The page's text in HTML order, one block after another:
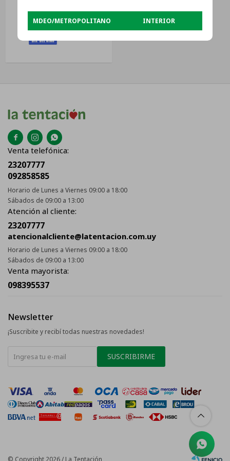
$11.929
  
Venta telefónica:
23207777
092858585
Horario de Lunes a Viernes 09:00 a 18:00
Sábados de 09:00 a 13:00
Atención al cliente:
23207777
atencionalcliente@latentacion.com.uy
Horario de Lunes a Viernes 09:00 a 18:00
Sábados de 09:00 a 13:00
Venta mayorista:
098395537
Newsletter
¡Suscribite y recibí todas nuestras novedades!
SUSCRIBIRME
MDEO/METROPOLITANO INTERIOR